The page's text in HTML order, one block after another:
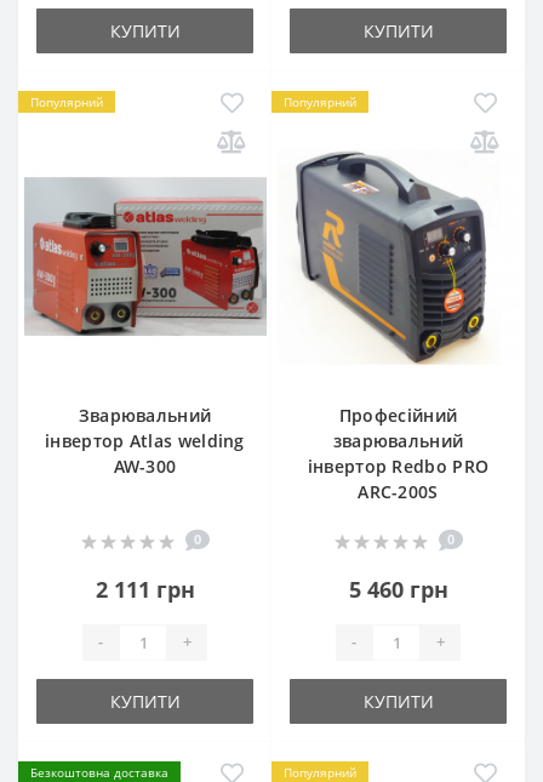
КУПИТИ КУПИТИ
Популярний
Зварювальний
інвертор Atlas welding
AW-300
0
2 111 грн
- +
КУПИТИ
Популярний
Професійний
зварювальний
інвертор Redbo PRO
ARC-200S
0
5 460 грн
- +
КУПИТИ
Безкоштовна доставка
Популярний